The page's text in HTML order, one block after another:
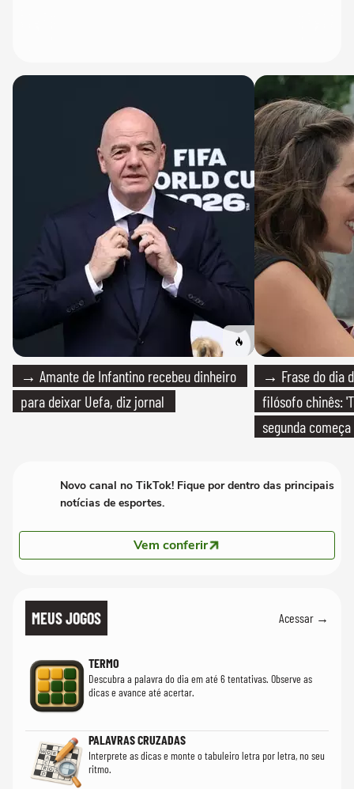
→ Amante de Infantino recebeu dinheiro
para deixar Uefa, diz jornal
→ Frase do dia
filósofo chinês:
segunda
Novo canal no TikTok! Fique por dentro das principais
notícias de esportes.
Vem conferir
MEUS JOGOS Acessar →
TERMO
Descubra a palavra do dia em até 6 tentativas. Observe as
dicas e avance até acertar.
PALAVRAS CRUZADAS
Interprete as dicas e monte o tabuleiro letra por letra, no seu
ritmo.